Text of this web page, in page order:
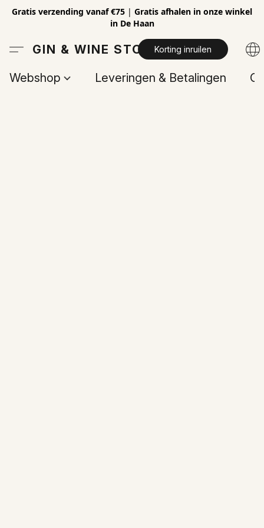
Gratis verzending vanaf €75 | Gratis afhalen in onze winkel
in De Haan
GIN & WINE STOREKorting inruilen
Webshop Leveringen & Betalingen